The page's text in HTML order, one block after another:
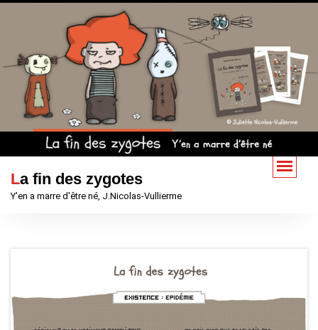
La fin des zygotes
Y'en a marre d'être né, J.Nicolas-Vullierme